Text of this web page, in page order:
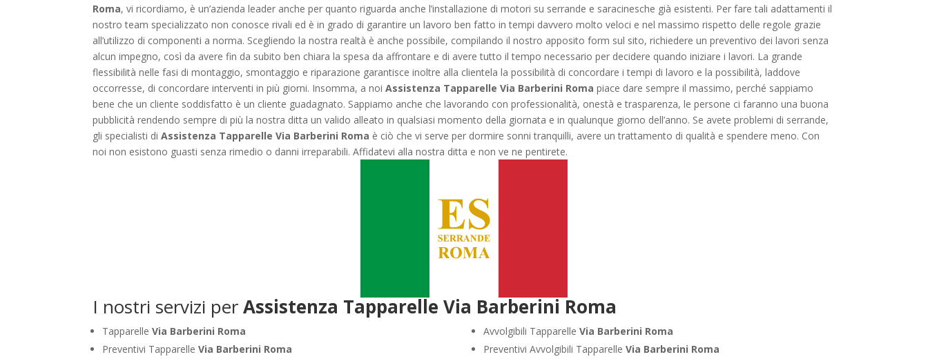
Roma, vi ricordiamo, è un’azienda leader anche per quanto riguarda anche l’installazione di motori su serrande e saracinesche già esistenti. Per fare tali adattamenti il
nostro team specializzato non conosce rivali ed è in grado di garantire un lavoro ben fatto in tempi davvero molto veloci e nel massimo rispetto delle regole grazie
all’utilizzo di componenti a norma. Scegliendo la nostra realtà è anche possibile, compilando il nostro apposito form sul sito, richiedere un preventivo dei lavori senza
alcun impegno, così da avere fin da subito ben chiara la spesa da affrontare e di avere tutto il tempo necessario per decidere quando iniziare i lavori. La grande
flessibilità nelle fasi di montaggio, smontaggio e riparazione garantisce inoltre alla clientela la possibilità di concordare i tempi di lavoro e la possibilità, laddove
occorresse, di concordare interventi in più giorni. Insomma, a noiAssistenza Tapparelle Via Barberini Roma piace dare sempre il massimo, perché sappiamo
bene che un cliente soddisfatto è un cliente guadagnato. Sappiamo anche che lavorando con professionalità, onestà e trasparenza, le persone ci faranno una buona
pubblicità rendendo sempre di più la nostra ditta un valido alleato in qualsiasi momento della giornata e in qualunque giorno dell’anno. Se avete problemi di serrande,
gli specialisti diAssistenza Tapparelle Via Barberini Roma è ciò che vi serve per dormire sonni tranquilli, avere un trattamento di qualità e spendere meno. Con
noi non esistono guasti senza rimedio o danni irreparabili. Affidatevi alla nostra ditta e non ve ne pentirete.
I nostri servizi perAssistenza Tapparelle Via Barberini Roma
TapparelleVia Barberini Roma
Preventivi TapparelleVia Barberini Roma
Avvolgibili Tapparelle Via Barberini Roma
Preventivi Avvolgibili Tapparelle Via Barberini Roma